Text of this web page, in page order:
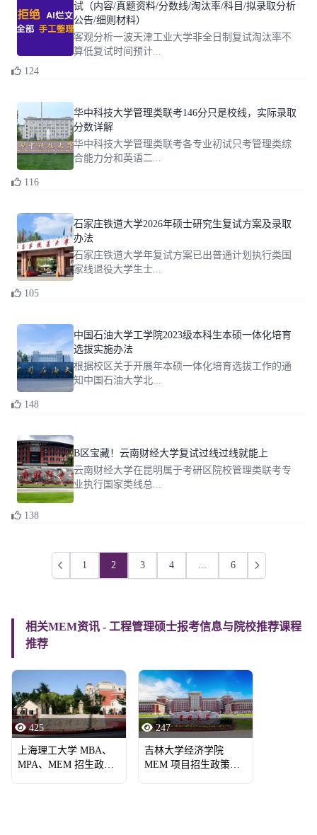
试（内容/真题资料/分数线/淘汰率/科目/拟录取分析
公告/细则材料）
客观分析一波天津工业大学非全日制复试淘汰率不
算低复试时间预计...
124
华中科技大学管理类联考146分只是校线，实际录取
分数详解
华中科技大学管理类联考各专业初试只考管理类综
合能力分和英语二...
116
石家庄铁道大学2026年硕士研究生复试方案及录取
办法
石家庄铁道大学年复试方案已出普通计划执行类国
家线退役大学生士...
105
中国石油大学工学院2023级本科生本硕一体化培育
选拔实施办法
根据校区关于开展年本硕一体化培育选拔工作的通
知中国石油大学北...
148
B区宝藏！云南财经大学复试过线过线就能上
云南财经大学在昆明属于考研区院校管理类联考专
业执行国家类线总...
138
上一页
1 2 3 4 ... 6
下一页
相关MEM资讯 - 工程管理硕士报考信息与院校推荐课程
推荐
425
上海理工大学 MBA、
MPA、MEM 招生政策
247
吉林大学经济学院
MEM 项目招生政策宣